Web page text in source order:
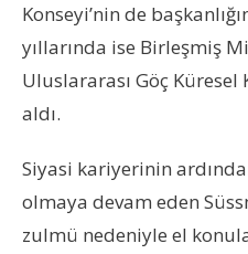
Konseyi’nin de
yıllarında ise Birleşmiş
Uluslararası Göç Küresel
aldı.
Siyasi kariyerinin
olmaya devam eden
zulmü nedeniyle el